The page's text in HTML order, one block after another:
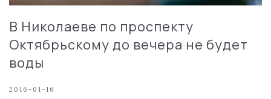
В Николаеве по проспекту
Октябрьскому до вечера не будет
воды
2016-01-16